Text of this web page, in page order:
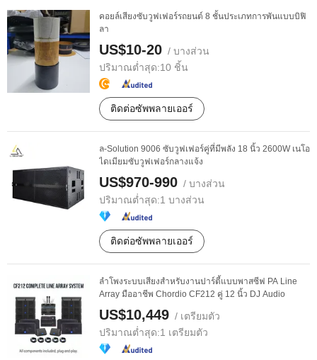
คอยล์เสียงซับวูฟเฟอร์รถยนต์ 8 ชั้นประเภทการพันแบบบิฟิ
ลา
US$10-20 / บางส่วน
ปริมาณต่ำสุด:10 ชิ้น
ติดต่อซัพพลายเออร์
ล-Solution 9006 ซับวูฟเฟอร์คู่ที่มีพลัง 18 นิ้ว 2600W เนโอ
ไดเมียมซับวูฟเฟอร์กลางแจ้ง
US$970-990 / บางส่วน
ปริมาณต่ำสุด:1 บางส่วน
ติดต่อซัพพลายเออร์
ลำโพงระบบเสียงสำหรับงานปาร์ตี้แบบพาสซีฟ PA Line
Array มืออาชีพ Chordio CF212 คู่ 12 นิ้ว DJ Audio
US$10,449 / เตรียมตัว
ปริมาณต่ำสุด:1 เตรียมตัว